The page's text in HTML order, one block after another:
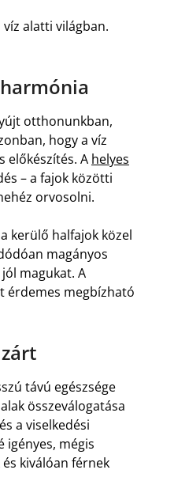
alatti világban.
otthonunkban,
hogy a víz
előkészítés. A helyes
– a fajok közötti
orvosolni.
kerülő halfajok közel
magányos
magukat. A
érdemes megbízható
távú egészsége
összeválogatása
a viselkedési
igényes, mégis
kiválóan férnek